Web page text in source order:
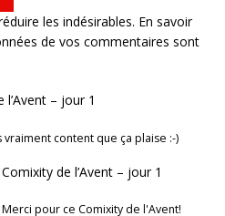
les indésirables. En savoir
de vos commentaires sont
l’Avent – jour 1
content que ça plaise :-)
Comixity de l’Avent – jour 1
pour ce Comixity de l'Avent!